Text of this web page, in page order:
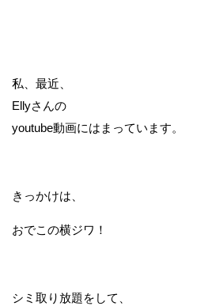
私、最近、
Ellyさんの
youtube動画にはまっています。
きっかけは、
おでこの横ジワ！
シミ取り放題をして、